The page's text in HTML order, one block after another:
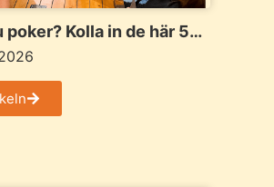
poker? Kolla in de här 5